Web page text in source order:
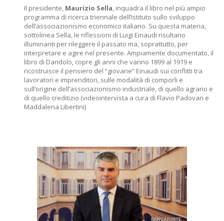
Il presidente, Maurizio Sella, inquadra il libro nel più ampio
programma di ricerca triennale dell’Istituto sullo sviluppo
dell’associazionismo economico italiano. Su questa materia,
sottolinea Sella, le riflessioni di Luigi Einaudi risultano
illuminanti per rileggere il passato ma, soprattutto, per
interpretare e agire nel presente. Ampiamente documentato, il
libro di Dandolo, copre gli anni che vanno 1899 al 1919 e
ricostruisce il pensiero del “giovane” Einaudi sui conflitti tra
lavoratori e imprenditori, sulle modalità di comporli e
sull’origine dell’associazionismo industriale, di quello agrario e
di quello creditizio (videointervista a cura di Flavio Padovan e
Maddalena Libertini)